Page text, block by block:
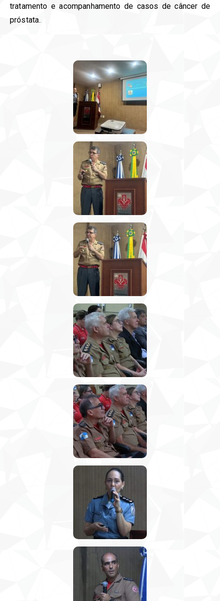
tratamento e acompanhamento de casos de câncer de
próstata.